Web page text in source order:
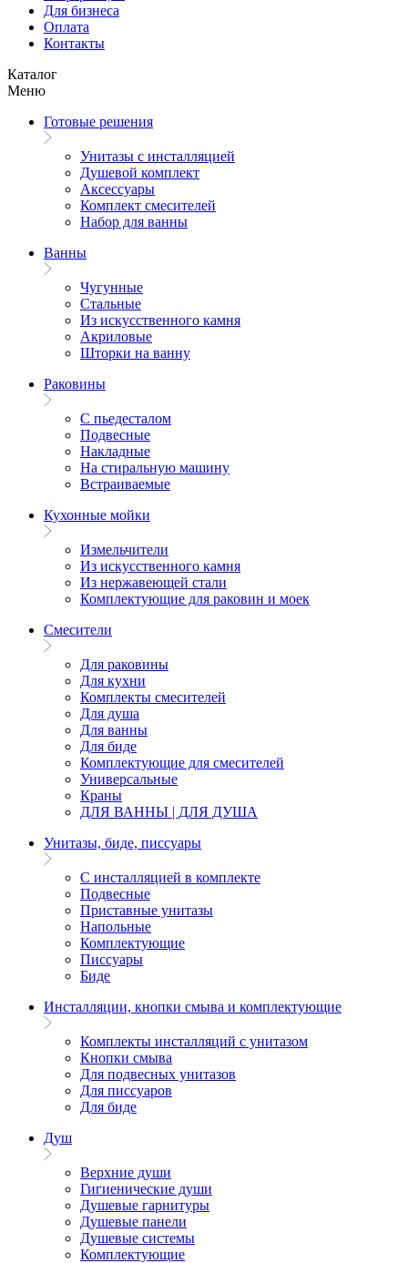
Для бизнеса
Оплата
Контакты
Каталог
Меню
Готовые решения
Унитазы с инсталляцией
Душевой комплект
Аксессуары
Комплект смесителей
Набор для ванны
Ванны
Чугунные
Стальные
Из искусственного камня
Акриловые
Шторки на ванну
Раковины
С пьедесталом
Подвесные
Накладные
На стиральную машину
Встраиваемые
Кухонные мойки
Измельчители
Из искусственного камня
Из нержавеющей стали
Комплектующие для раковин и моек
Смесители
Для раковины
Для кухни
Комплекты смесителей
Для душа
Для ванны
Для биде
Комплектующие для смесителей
Универсальные
Краны
ДЛЯ ВАННЫ | ДЛЯ ДУША
Унитазы, биде, писсуары
С инсталляцией в комплекте
Подвесные
Приставные унитазы
Напольные
Комплектующие
Писсуары
Биде
Инсталляции, кнопки смыва и комплектующие
Комплекты инсталляций с унитазом
Кнопки смыва
Для подвесных унитазов
Для писсуаров
Для биде
Душ
Верхние души
Гигиенические души
Душевые гарнитуры
Душевые панели
Душевые системы
Комплектующие